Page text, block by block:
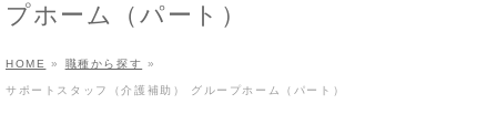
プホーム（パート）
HOME » 職種から探す »
サポートスタッフ（介護補助） グループホーム（パート）